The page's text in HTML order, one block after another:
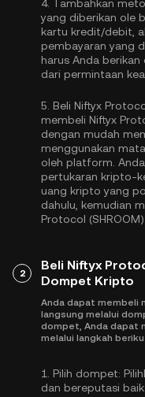
4. Tambahkan
yang diberikan ole
kartu kredit/debit,
pembayaran yang
harus Anda
dari permintaan
5. Beli Niftyx
membeli Niftyx
dengan mudah
menggunakan
oleh platform.
pertukaran kripto-
uang kripto yang
dahulu, kemudian
Protocol
2
Beli Niftyx
Dompet Kripto
Anda dapat membeli
langsung melalui
dompet, Anda dapat
melalui langkah
1. Pilih dompet:
dan bereputasi